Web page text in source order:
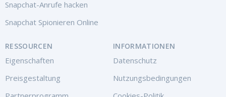
Snapchat-Anrufe hacken
Snapchat Spionieren Online
RESSOURCEN
Eigenschaften
Preisgestaltung
INFORMATIONEN
Datenschutz
Nutzungsbedingungen